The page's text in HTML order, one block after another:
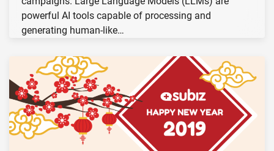
powerful AI tools capable of processing and
generating human-like…